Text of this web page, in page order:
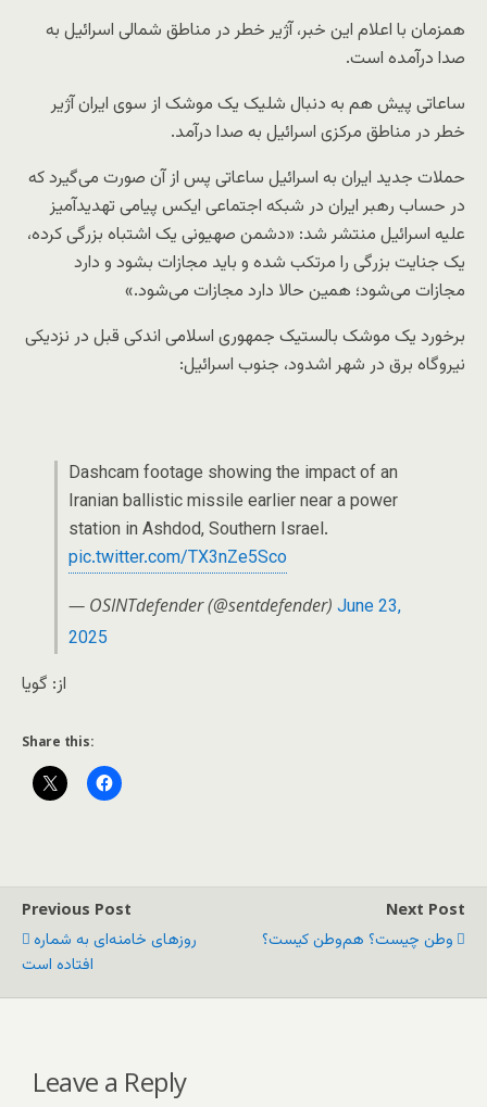
همزمان با اعلام این خبر، آژیر خطر در مناطق شمالی اسرائیل به
صدا درآمده است.
ساعاتی پیش هم به دنبال شلیک یک موشک از سوی ایران آژیر
خطر در مناطق مرکزی اسرائیل به صدا درآمد.
حملات جدید ایران به اسرائیل ساعاتی پس از آن صورت می‌گیرد که
در حساب رهبر ایران در شبکه اجتماعی ایکس پیامی تهدیدآمیز
علیه اسرائیل منتشر شد: «دشمن صهیونی یک اشتباه بزرگی کرده،
یک جنایت بزرگی را مرتکب شده و باید مجازات بشود و دارد
مجازات می‌شود؛ همین حالا دارد مجازات می‌شود.»
برخورد یک موشک بالستیک جمهوری اسلامی اندکی قبل در نزدیکی
نیروگاه برق در شهر اشدود، جنوب اسرائیل:
Dashcam footage showing the impact of an
Iranian ballistic missile earlier near a power
station in Ashdod, Southern Israel.
pic.twitter.com/TX3nZe5Sco
— OSINTdefender (@sentdefender) June 23,
2025
از: گویا
Share this:
Previous Post
روزهای خامنه‌ای به شماره
افتاده است
Next Post
وطن چیست؟ هم‌وطن کیست؟
Leave a Reply